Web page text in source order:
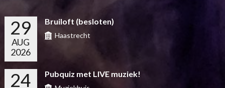
29
AUG
2026
Bruiloft (besloten)
Haastrecht
24 Pubquiz met LIVE muziek!